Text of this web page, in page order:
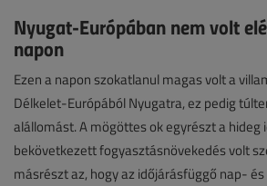
Nyugat-Európában nem volt
napon
Ezen a napon szokatlanul magas volt a
Délkelet-Európából Nyugatra, ez pedig
alállomást. A mögöttes ok egyrészt a hideg
bekövetkezett fogyasztásnövekedés volt
másrészt az, hogy az időjárásfüggő nap-